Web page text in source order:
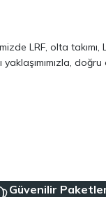
LRF, olta takımı,
doğru
oluşur.
tek çatı altında
Güvenilir